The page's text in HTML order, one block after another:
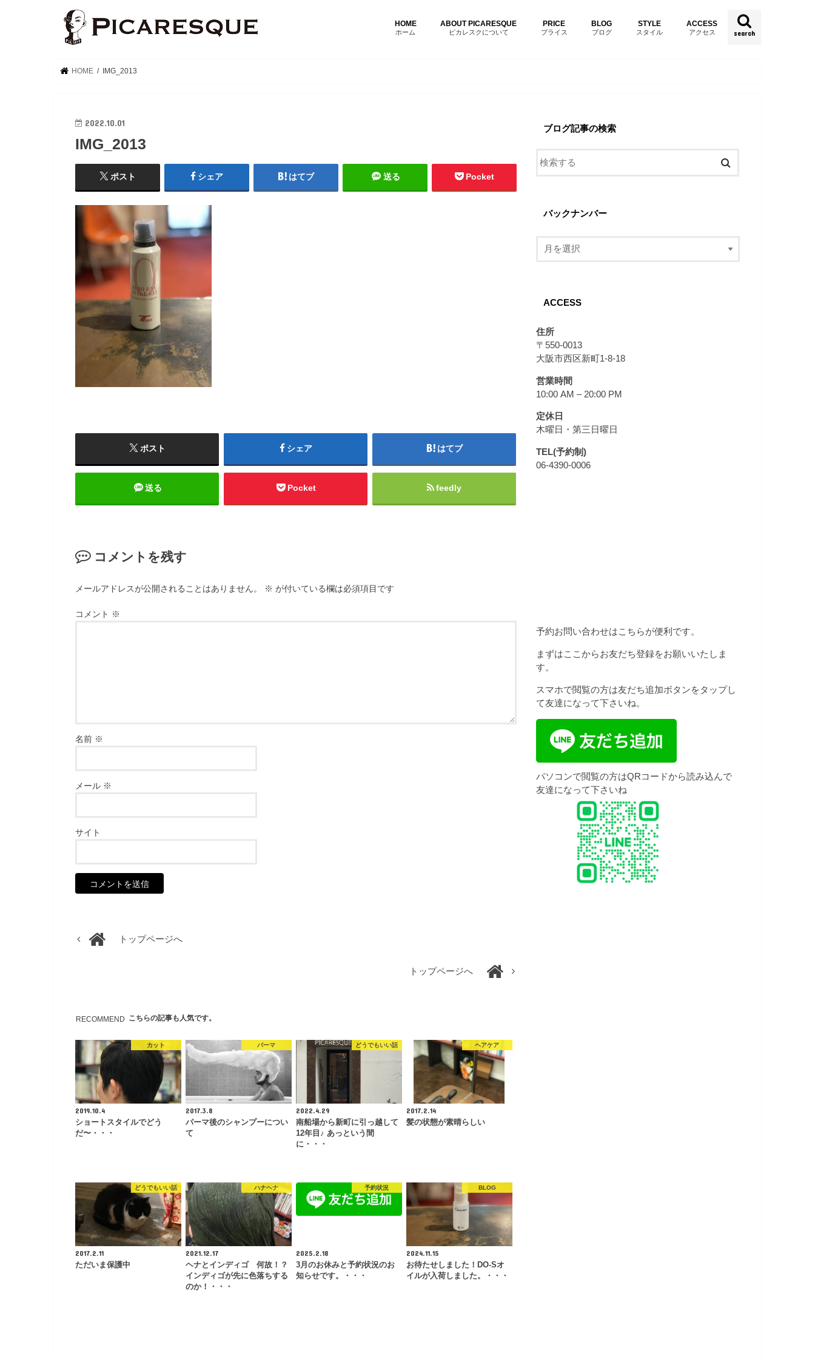
search
HOME
ホーム
ABOUT PICARESQUE
ピカレスクについて
PRICE
プライス
BLOG
ブログ
STYLE
スタイル
ACCESS
アクセス
HOME IMG_2013
2022.10.01
IMG_2013
ポスト シェア はてブ 送る Pocket
ポスト シェア はてブ
送る Pocket feedly
コメントを残す
メールアドレスが公開されることはありません。 ※ が付いている欄は必須項目です
コメント ※
名前 ※
メール ※
サイト
トップページへ
トップページへ
RECOMMEND こちらの記事も人気です。
カット
2019.10.4
ショートスタイルでどう
だ〜・・・
パーマ
2017.3.8
パーマ後のシャンプーについ
て
どうでもいい話
2022.4.29
南船場から新町に引っ越して
12年目♪ あっという間
に・・・
ヘアケア
2017.2.14
髪の状態が素晴らしい
どうでもいい話
2017.2.11
ただいま保護中
ハナヘナ
2021.12.17
ヘナとインディゴ 何故！？
インディゴが先に色落ちする
のか！・・・
予約状況
2025.2.18
3月のお休みと予約状況のお
知らせです。・・・
BLOG
2024.11.15
お待たせしました！DO-Sオ
イルが入荷しました。・・・
ブログ記事の検索
バックナンバー
ACCESS
住所
〒550-0013
大阪市西区新町1-8-18
営業時間
10:00 AM – 20:00 PM
定休日
木曜日・第三日曜日
TEL(予約制)
06-4390-0006
予約お問い合わせはこちらが便利です。
まずはここからお友だち登録をお願いいたしま
す。
スマホで閲覧の方は友だち追加ボタンをタップし
て友達になって下さいね。
パソコンで閲覧の方はQRコードから読み込んで
友達になって下さいね